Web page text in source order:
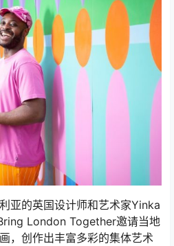
亚的英国设计师和艺术家Yinka
London Together邀请当地
，创作出丰富多彩的集体艺术